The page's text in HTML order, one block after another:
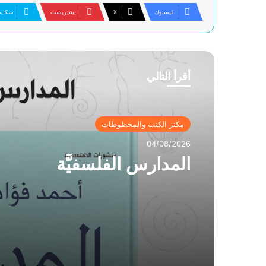
فيسبوك ‫X بينتيريست
أقرأ التالي
مكنز الكتب والمخطوطات
04/08/2026
المدارس الفلسفيَّة